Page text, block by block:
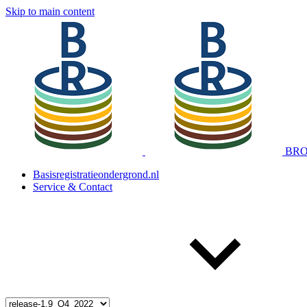
Skip to main content
Basisregistratieondergrond.nl
Service & Contact